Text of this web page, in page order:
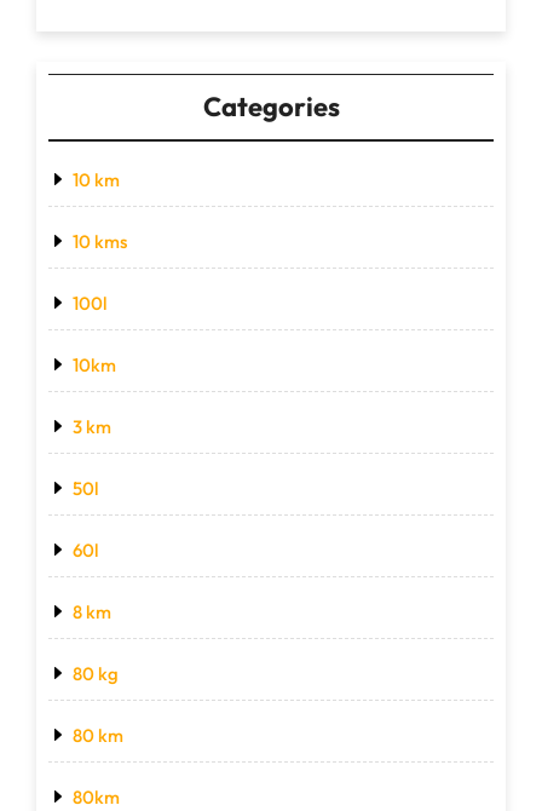
Categories
10 km
10 kms
100l
10km
3 km
50l
60l
8 km
80 kg
80 km
80km